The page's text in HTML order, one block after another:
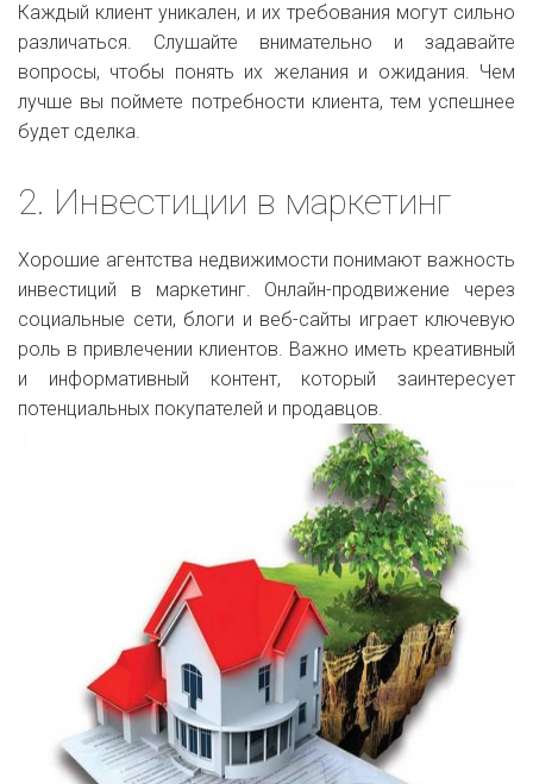
Каждый клиент уникален, и их требования могут сильно
различаться. Слушайте внимательно и задавайте
вопросы, чтобы понять их желания и ожидания. Чем
лучше вы поймете потребности клиента, тем успешнее
будет сделка.
2. Инвестиции в маркетинг
Хорошие агентства недвижимости понимают важность
инвестиций в маркетинг. Онлайн-продвижение через
социальные сети, блоги и веб-сайты играет ключевую
роль в привлечении клиентов. Важно иметь креативный
и информативный контент, который заинтересует
потенциальных покупателей и продавцов.